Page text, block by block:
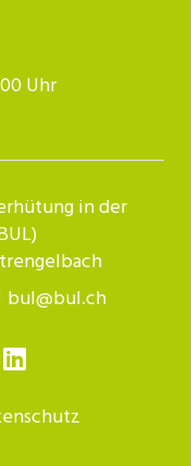
Uhr​​​​​​
in der
bul@bul.ch